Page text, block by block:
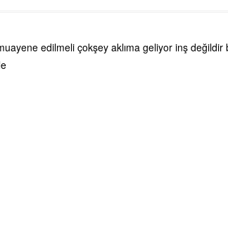
edilmeli çokşey aklıma geliyor inş